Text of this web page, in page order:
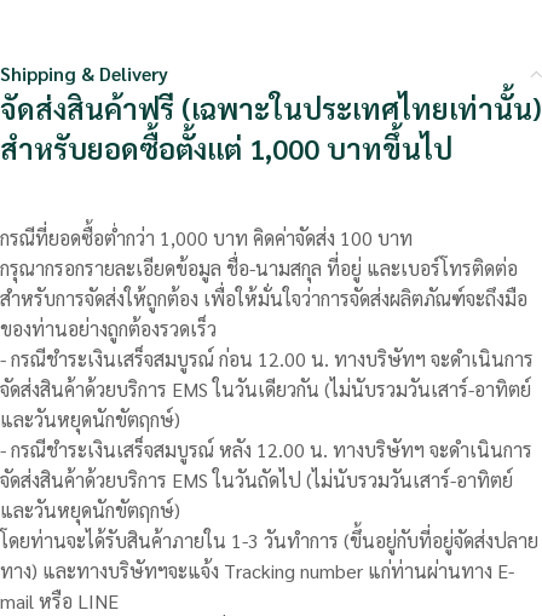
Shipping & Delivery
จัดส่งสินค้าฟรี (เฉพาะในประเทศไทยเท่านั้น)
สำหรับยอดซื้อตั้งแต่ 1,000 บาทขึ้นไป
กรณีที่ยอดซื้อต่ำกว่า 1,000 บาท คิดค่าจัดส่ง 100 บาท
กรุณากรอกรายละเอียดข้อมูล ชื่อ-นามสกุล ที่อยู่ และเบอร์โทรติดต่อ
สำหรับการจัดส่งให้ถูกต้อง เพื่อให้มั่นใจว่าการจัดส่งผลิตภัณฑ์จะถึงมือ
ของท่านอย่างถูกต้องรวดเร็ว
- กรณีชำระเงินเสร็จสมบูรณ์ ก่อน 12.00 น. ทางบริษัทฯ จะดำเนินการ
จัดส่งสินค้าด้วยบริการ EMS ในวันเดียวกัน (ไม่นับรวมวันเสาร์-อาทิตย์
และวันหยุดนักขัตฤกษ์)
- กรณีชำระเงินเสร็จสมบูรณ์ หลัง 12.00 น. ทางบริษัทฯ จะดำเนินการ
จัดส่งสินค้าด้วยบริการ EMS ในวันถัดไป (ไม่นับรวมวันเสาร์-อาทิตย์
และวันหยุดนักขัตฤกษ์)
โดยท่านจะได้รับสินค้าภายใน 1-3 วันทำการ (ขึ้นอยู่กับที่อยู่จัดส่งปลาย
ทาง) และทางบริษัทฯจะแจ้ง Tracking number แก่ท่านผ่านทาง E-
mail หรือ LINE